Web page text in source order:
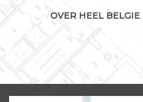
OVER HEEL BELGIE